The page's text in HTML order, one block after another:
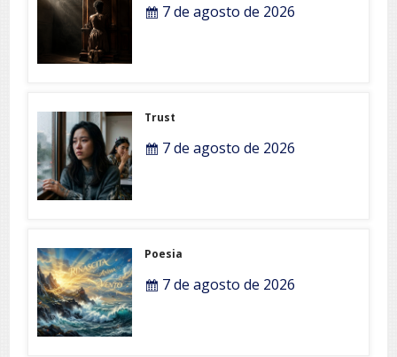
7 de agosto de 2026
Trust
7 de agosto de 2026
Poesia
7 de agosto de 2026